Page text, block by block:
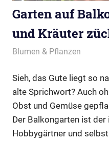
Garten auf
und Kräuter
April 11, 2017
Redaktion
Blumen & Pflanzen
Sieh, das Gute liegt so
alte Sprichwort? Auch
Obst und Gemüse
Der Balkongarten ist der
Hobbygärtner und